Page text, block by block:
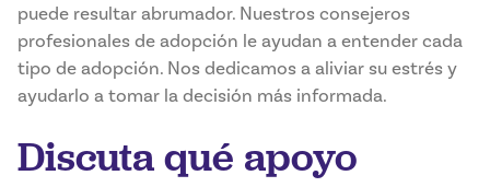
puede resultar abrumador. Nuestros consejeros
profesionales de adopción le ayudan a entender cada
tipo de adopción. Nos dedicamos a aliviar su estrés y
ayudarlo a tomar la decisión más informada.
Discuta qué apoyo